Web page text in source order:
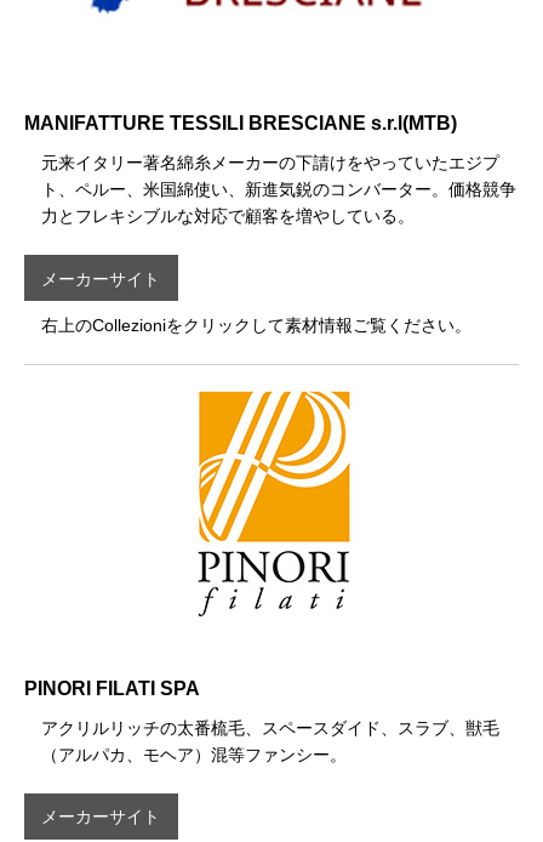
MANIFATTURE TESSILI BRESCIANE s.r.l(MTB)
元来イタリー著名綿糸メーカーの下請けをやっていたエジプ
ト、ペルー、米国綿使い、新進気鋭のコンバーター。価格競争
力とフレキシブルな対応で顧客を増やしている。
メーカーサイト
右上のCollezioniをクリックして素材情報ご覧ください。
PINORI FILATI SPA
アクリルリッチの太番梳毛、スペースダイド、スラブ、獣毛
（アルパカ、モヘア）混等ファンシー。
メーカーサイト